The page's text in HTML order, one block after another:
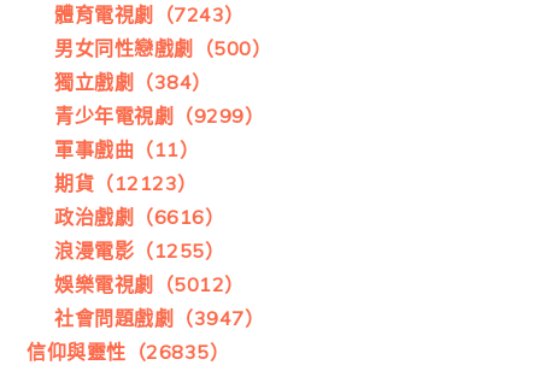
體育電視劇（7243）
男女同性戀戲劇（500）
獨立戲劇（384）
青少年電視劇（9299）
軍事戲曲（11）
期貨（12123）
政治戲劇（6616）
浪漫電影（1255）
娛樂電視劇（5012）
社會問題戲劇（3947）
信仰與靈性（26835）